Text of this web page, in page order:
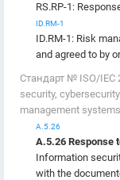
RS.RP-1:
ID.RM-1
ID.RM-1: Risk
and agreed to by
Стандарт № ISO/IEC
security,
management
А.5.26
А.5.26 Response
Information
with the